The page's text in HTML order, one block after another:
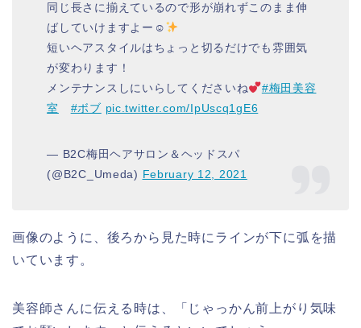
同じ長さに揃えているので形が崩れずこのまま伸
ばしていけますよー☺︎
短いヘアスタイルはちょっと切るだけでも雰囲気
が変わります！
メンテナンスしにいらしてくださいね
#梅田美容
室
#ボブ pic.twitter.com/IpUscq1gE6
— B2C梅田ヘアサロン＆ヘッドスパ
(@B2C_Umeda) February 12, 2021
画像のように、後ろから見た時にラインが下に弧を描
いています。
美容師さんに伝える時は、「じゃっかん前上がり気味